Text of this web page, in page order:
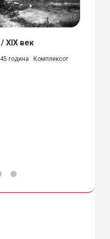
XIX век
година Комплексот